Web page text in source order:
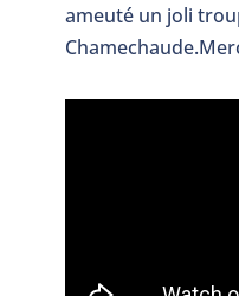
ameuté un joli